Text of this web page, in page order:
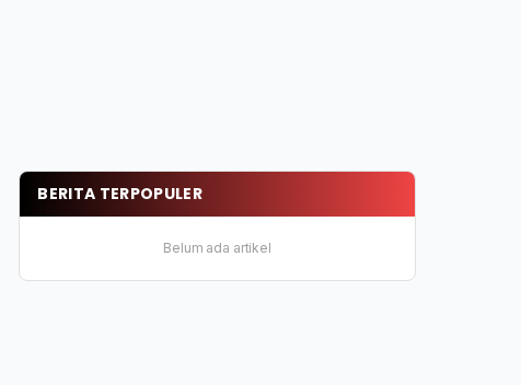
BERITA TERPOPULER
Belum ada artikel